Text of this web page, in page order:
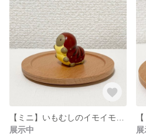
展示中